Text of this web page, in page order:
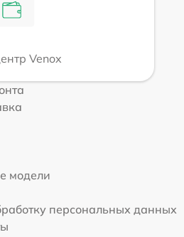
Venox
модели
персональных данных